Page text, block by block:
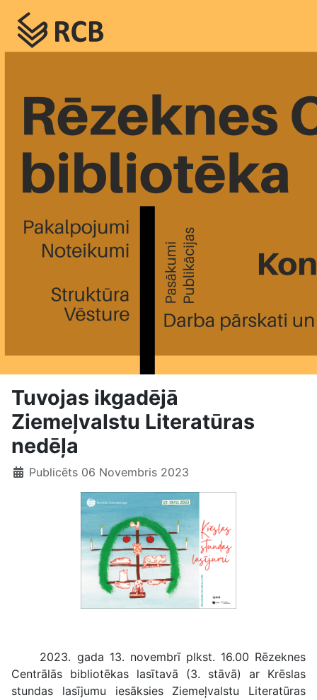
Tuvojas ikgadējā
Ziemeļvalstu Literatūras
nedēļa
Publicēts 06 Novembris 2023
2023. gada 13. novembrī plkst. 16.00 Rēzeknes
Centrālās bibliotēkas lasītavā (3. stāvā) ar Krēslas
stundas lasījumu iesāksies Ziemeļvalstu Literatūras